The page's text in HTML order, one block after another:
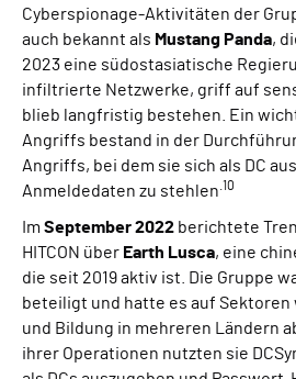
Cyberspionage-Aktivitäten der
auch bekannt als Mustang Panda,
2023 eine südostasiatische
infiltrierte Netzwerke, griff auf
blieb langfristig bestehen. Ein
Angriffs bestand in der
Angriffs, bei dem sie sich als DC
Anmeldedaten zu stehlen .10
Im September 2022 berichtete
HITCON über Earth Lusca, eine
die seit 2019 aktiv ist. Die Gruppe
beteiligt und hatte es auf Sektoren
und Bildung in mehreren Ländern
ihrer Operationen nutzten sie